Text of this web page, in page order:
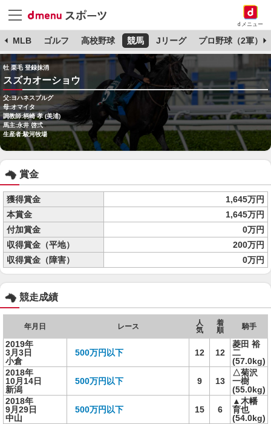
dメニュー
MLB ゴルフ 高校野球 競馬 Jリーグ プロ野球（2軍）
牡 栗毛 登録抹消
スズカオーショウ
父:ヨハネスブルグ
母:オマイタ
調教師:柄崎 孝 (美浦)
馬主:永井 啓弍
生産者:駿河牧場
賞金
獲得賞金
1,645万円
本賞金
1,645万円
付加賞金
0万円
収得賞金（平地）
200万円
収得賞金（障害）
0万円
競走成績
年月日 レース
人
気
着
順
騎手
2019年
3月3日
小倉
500万円以下 12 12
菱田 裕
二
(57.0kg)
2018年
10月14日
新潟
500万円以下 9 13
△菊沢
一樹
(55.0kg)
2018年
9月29日
中山
500万円以下 15 6
▲木幡
育也
(54.0kg)